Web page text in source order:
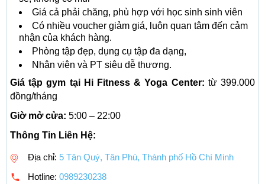
Giá cả phải chăng, phù hợp với học sinh sinh viên
Có nhiều voucher giảm giá, luôn quan tâm đến cảm
nhận của khách hàng.
Phòng tập đẹp, dụng cụ tập đa dạng,
Nhân viên và PT siêu dễ thương.
Giá tập gym tại Hi Fitness & Yoga Center: từ 399.000
đồng/tháng
Giờ mở cửa: 5:00 – 22:00
Thông Tin Liên Hệ:
Địa chỉ: 5 Tân Quý, Tân Phú, Thành phố Hồ Chí Minh
Hotline: 0989230238